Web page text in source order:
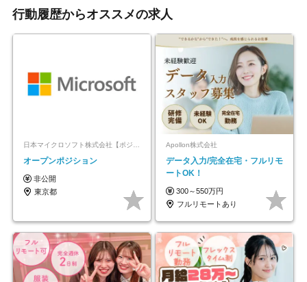
行動履歴からオススメの求人
日本マイクロソフト株式会社【ポジションマッチ登録】
オープンポジション
非公開
東京都
Apollon株式会社
データ入力/完全在宅・フルリモ
ートOK！
300～550万円
フルリモートあり